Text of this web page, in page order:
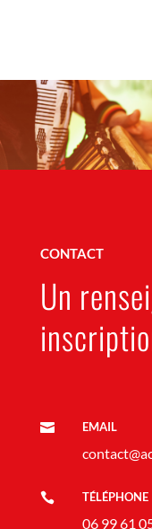
CONTACT
Un
 EMAIL
 TÉLÉPHONE
06 99 61